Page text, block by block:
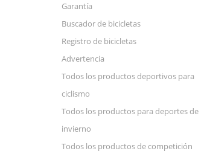
Garantía
Buscador de bicicletas
Registro de bicicletas
Advertencia
Todos los productos deportivos para
ciclismo
Todos los productos para deportes de
invierno
Todos los productos de competición